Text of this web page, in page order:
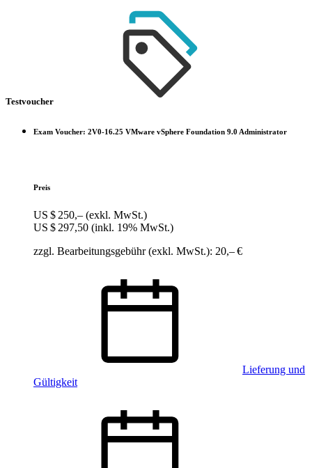
Testvoucher
Exam Voucher: 2V0-16.25 VMware vSphere Foundation 9.0 Administrator
Preis
US $ 250,– (exkl. MwSt.)
US $ 297,50 (inkl. 19% MwSt.)
zzgl. Bearbeitungsgebühr (exkl. MwSt.): 20,– €
Lieferung und
Gültigkeit